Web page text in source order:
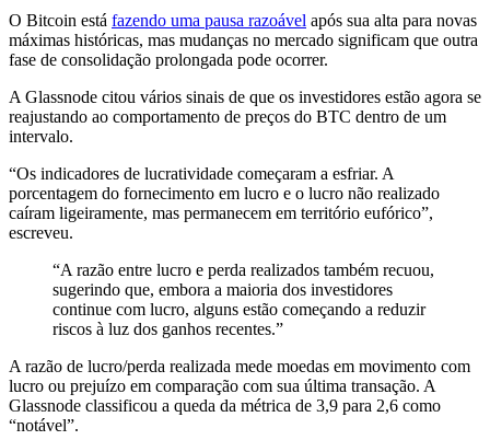
O Bitcoin está fazendo uma pausa razoável após sua alta para novas
máximas históricas, mas mudanças no mercado significam que outra
fase de consolidação prolongada pode ocorrer.
A Glassnode citou vários sinais de que os investidores estão agora se
reajustando ao comportamento de preços do BTC dentro de um
intervalo.
“Os indicadores de lucratividade começaram a esfriar. A
porcentagem do fornecimento em lucro e o lucro não realizado
caíram ligeiramente, mas permanecem em território eufórico”,
escreveu.
“A razão entre lucro e perda realizados também recuou,
sugerindo que, embora a maioria dos investidores
continue com lucro, alguns estão começando a reduzir
riscos à luz dos ganhos recentes.”
A razão de lucro/perda realizada mede moedas em movimento com
lucro ou prejuízo em comparação com sua última transação. A
Glassnode classificou a queda da métrica de 3,9 para 2,6 como
“notável”.